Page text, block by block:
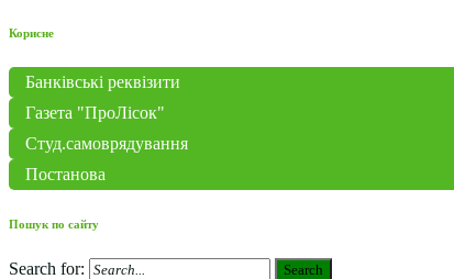
Корисне
Банківські реквізити
Газета "ПроЛісок"
Студ.самоврядування
Постанова
Пошук по сайту
Search for: Search